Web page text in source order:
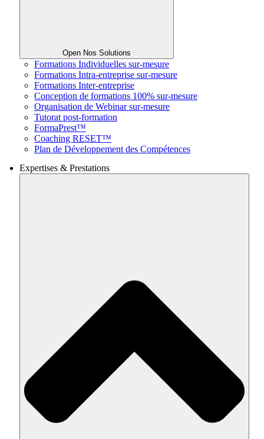
Open Nos Solutions
Formations Individuelles sur-mesure
Formations Intra-entreprise sur-mesure
Formations Inter-entreprise
Conception de formations 100% sur-mesure
Organisation de Webinar sur-mesure
Tutorat post-formation
FormaPrest™
Coaching RESET™
Plan de Développement des Compétences
Expertises & Prestations